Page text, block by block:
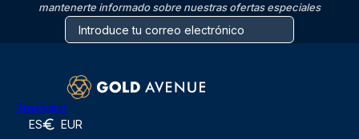
mantenerte informado sobre nuestras ofertas especiales
Trustpilot
ES EUR